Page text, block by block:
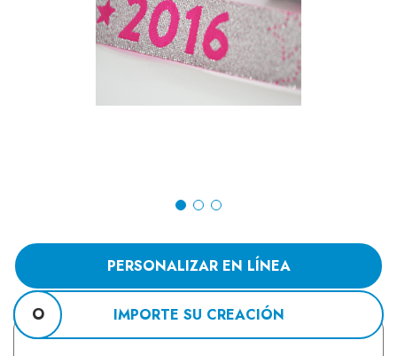
PERSONALIZAR EN LÍNEA
O IMPORTE SU CREACIÓN